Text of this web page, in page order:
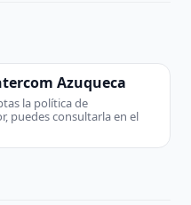
Azuqueca
la política de
puedes consultarla en el